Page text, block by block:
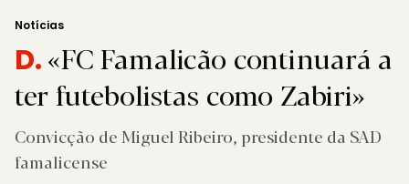
Notícias
D.«FC Famalicão continuará a
ter futebolistas como Zabiri»
Convicção de Miguel Ribeiro, presidente da SAD
famalicense